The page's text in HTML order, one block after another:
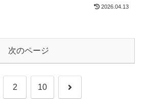
2026.04.13
次のページ
2 10 次